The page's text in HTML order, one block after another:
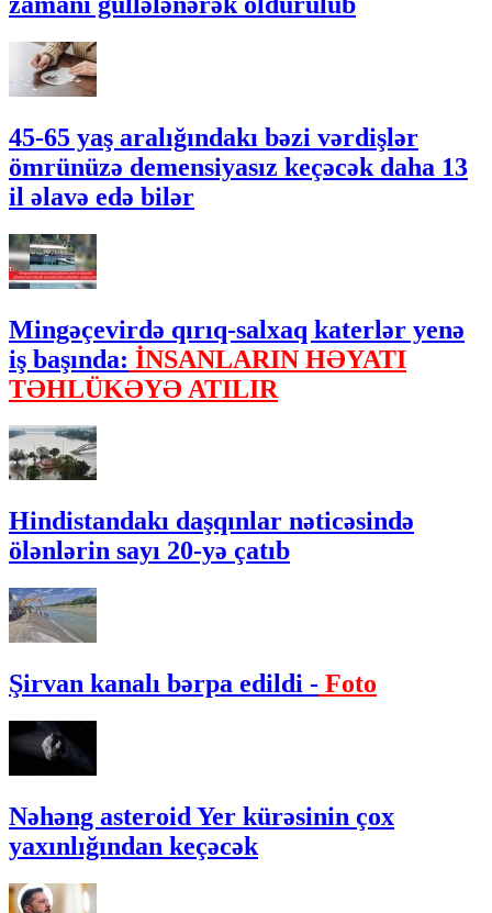
45-65 yaş aralığındakı bəzi vərdişlər
ömrünüzə demensiyasız keçəcək daha 13
il əlavə edə bilər
Mingəçevirdə qırıq-salxaq katerlər yenə
iş başında: İNSANLARIN HƏYATI
TƏHLÜKƏYƏ ATILIR
Hindistandakı daşqınlar nəticəsində
ölənlərin sayı 20-yə çatıb
Şirvan kanalı bərpa edildi - Foto
Nəhəng asteroid Yer kürəsinin çox
yaxınlığından keçəcək